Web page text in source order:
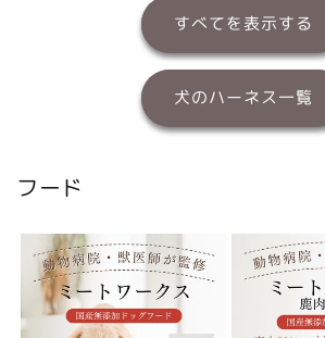
すべてを表示する
犬のハーネス一覧
フード